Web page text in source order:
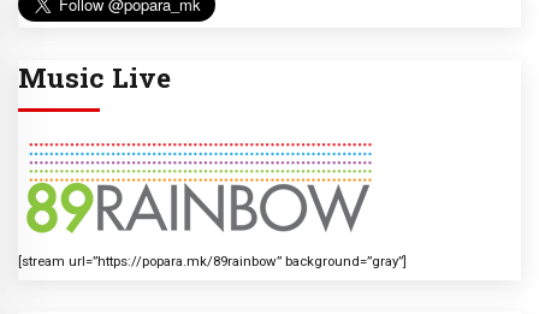
Music Live
[stream url=”https://popara.mk/89rainbow” background=”gray”]